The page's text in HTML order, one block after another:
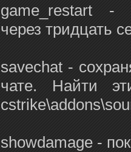
game_restart -
через тридцать
savechat -
чате. Найти
showdamage -